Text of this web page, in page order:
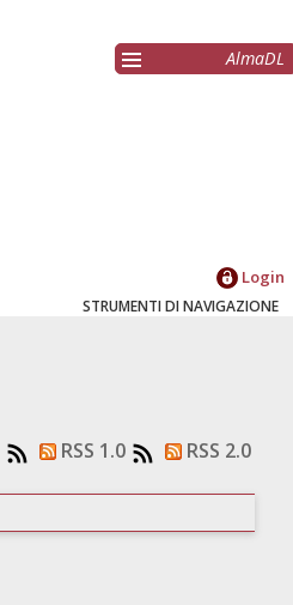
AlmaDL
Login
STRUMENTI DI NAVIGAZIONE
RSS 1.0 RSS 2.0